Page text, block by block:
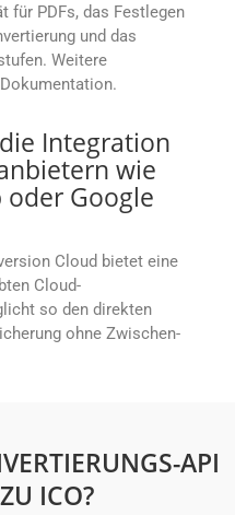
für PDFs, das Festlegen
und das
Weitere
Integration
wie
oder Google
Cloud bietet eine
Cloud-
so den direkten
ohne Zwischen-
API
ICO?